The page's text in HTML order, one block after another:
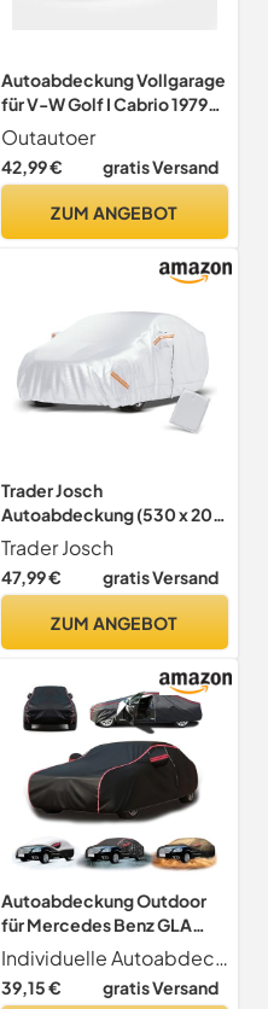
Autoabdeckung Vollgarage
für V-W Golf I Cabrio 1979-
1994 Cabriolet, Auto
abdeckplane Soft Outdoor
autohülle autoplanen &
atmungsaktiv
Outautoer
42,99 € gratis Versand
ZUM ANGEBOT
Trader Josch
Autoabdeckung (530 x 200
x 150 cm) - Universal Auto
Abdeckplane Winddicht,
wasserdicht & staubdicht -
Winter - Autoplane
Trader Josch
47,99 € gratis Versand
ZUM ANGEBOT
Autoabdeckung Outdoor
für Mercedes Benz GLA
2013-2023,Autoplanen &
garagen Autoschutzhülle
Wasserdicht,mit
Individuelle Autoabdeckung Autoplane Wasserdicht für Mercedes Benz GLA 2013-2023, jede unserer Autoplane wird entsprechend dem Modell und der Größe des Autos und dem Baujahr angepasst, passt perfekt zu Ihrem Auto.
39,15 € gratis Versand